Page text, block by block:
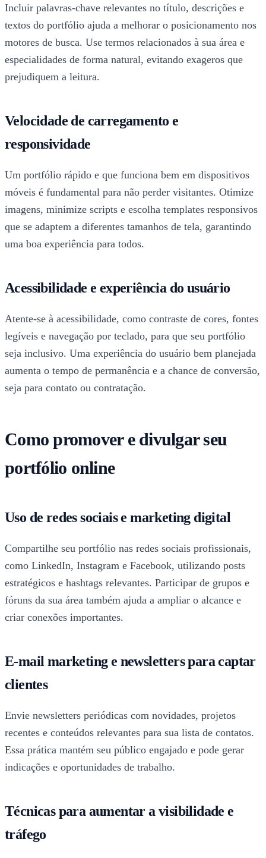
Incluir palavras-chave relevantes no título, descrições e
textos do portfólio ajuda a melhorar o posicionamento nos
motores de busca. Use termos relacionados à sua área e
especialidades de forma natural, evitando exageros que
prejudiquem a leitura.
Velocidade de carregamento e
responsividade
Um portfólio rápido e que funciona bem em dispositivos
móveis é fundamental para não perder visitantes. Otimize
imagens, minimize scripts e escolha templates responsivos
que se adaptem a diferentes tamanhos de tela, garantindo
uma boa experiência para todos.
Acessibilidade e experiência do usuário
Atente-se à acessibilidade, como contraste de cores, fontes
legíveis e navegação por teclado, para que seu portfólio
seja inclusivo. Uma experiência do usuário bem planejada
aumenta o tempo de permanência e a chance de conversão,
seja para contato ou contratação.
Como promover e divulgar seu
portfólio online
Uso de redes sociais e marketing digital
Compartilhe seu portfólio nas redes sociais profissionais,
como LinkedIn, Instagram e Facebook, utilizando posts
estratégicos e hashtags relevantes. Participar de grupos e
fóruns da sua área também ajuda a ampliar o alcance e
criar conexões importantes.
E-mail marketing e newsletters para captar
clientes
Envie newsletters periódicas com novidades, projetos
recentes e conteúdos relevantes para sua lista de contatos.
Essa prática mantém seu público engajado e pode gerar
indicações e oportunidades de trabalho.
Técnicas para aumentar a visibilidade e
tráfego